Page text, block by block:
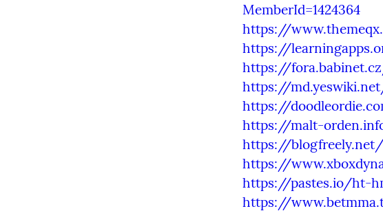
MemberId=1424364
https://
https://
https://
https://
https://
https://malt-
https://
https://
https://pastes.io/ht-
https://